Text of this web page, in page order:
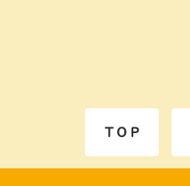
ＴＯＰ